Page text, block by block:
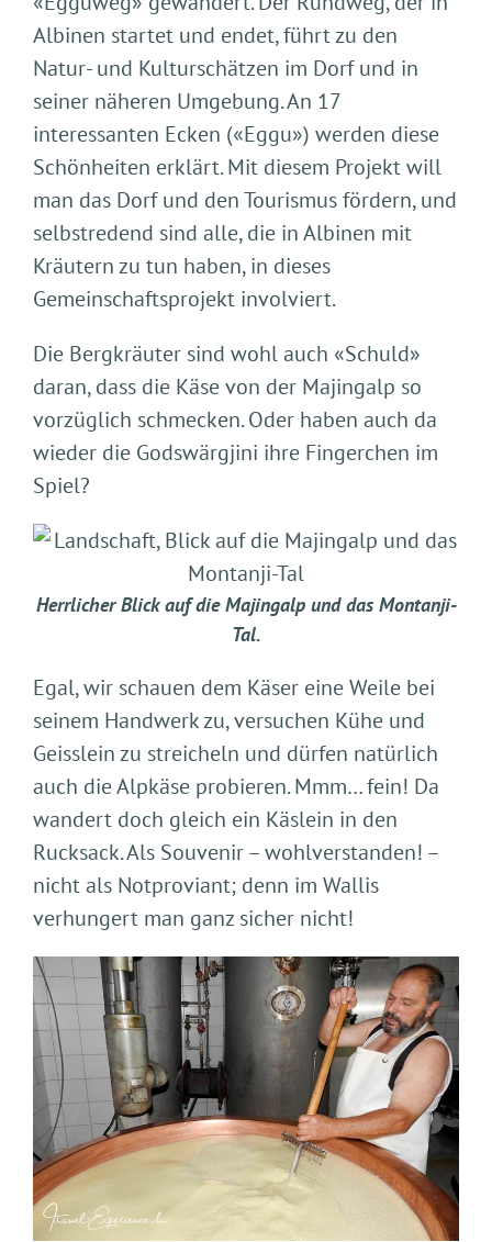
Albinen startet und endet, führt zu den
Natur- und Kulturschätzen im Dorf und in
seiner näheren Umgebung. An 17
interessanten Ecken («Eggu») werden diese
Schönheiten erklärt. Mit diesem Projekt will
man das Dorf und den Tourismus fördern, und
selbstredend sind alle, die in Albinen mit
Kräutern zu tun haben, in dieses
Gemeinschaftsprojekt involviert.
Die Bergkräuter sind wohl auch «Schuld»
daran, dass die Käse von der Majingalp so
vorzüglich schmecken. Oder haben auch da
wieder die Godswärgjini ihre Fingerchen im
Spiel?
Herrlicher Blick auf die Majingalp und das Montanji-
Tal.
Egal, wir schauen dem Käser eine Weile bei
seinem Handwerk zu, versuchen Kühe und
Geisslein zu streicheln und dürfen natürlich
auch die Alpkäse probieren. Mmm… fein! Da
wandert doch gleich ein Käslein in den
Rucksack. Als Souvenir – wohlverstanden! –
nicht als Notproviant; denn im Wallis
verhungert man ganz sicher nicht!